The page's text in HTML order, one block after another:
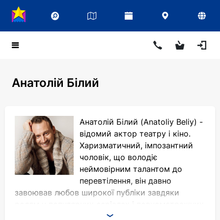
Анатолій Білий
Анатолій Білий (Anatoliy Beliy) -
відомий актор театру і кіно.
Харизматичний, імпозантний
чоловік, що володіє
неймовірним талантом до
перевтілення, він давно
завоював любов широкої публіки завдяки
ролям у популярних серіалах і повнометражних
стрічках. Вистави з його участю незмінно